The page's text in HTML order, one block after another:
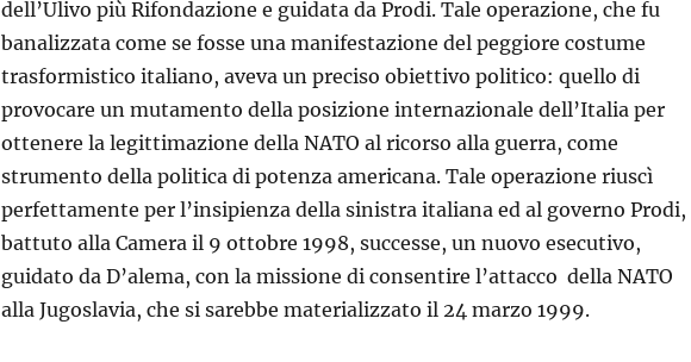
dell’Ulivo più Rifondazione e guidata da Prodi. Tale operazione, che fu
banalizzata come se fosse una manifestazione del peggiore costume
trasformistico italiano, aveva un preciso obiettivo politico: quello di
provocare un mutamento della posizione internazionale dell’Italia per
ottenere la legittimazione della NATO al ricorso alla guerra, come
strumento della politica di potenza americana. Tale operazione riuscì
perfettamente per l’insipienza della sinistra italiana ed al governo Prodi,
battuto alla Camera il 9 ottobre 1998, successe, un nuovo esecutivo,
guidato da D’alema, con la missione di consentire l’attacco della NATO
alla Jugoslavia, che si sarebbe materializzato il 24 marzo 1999.